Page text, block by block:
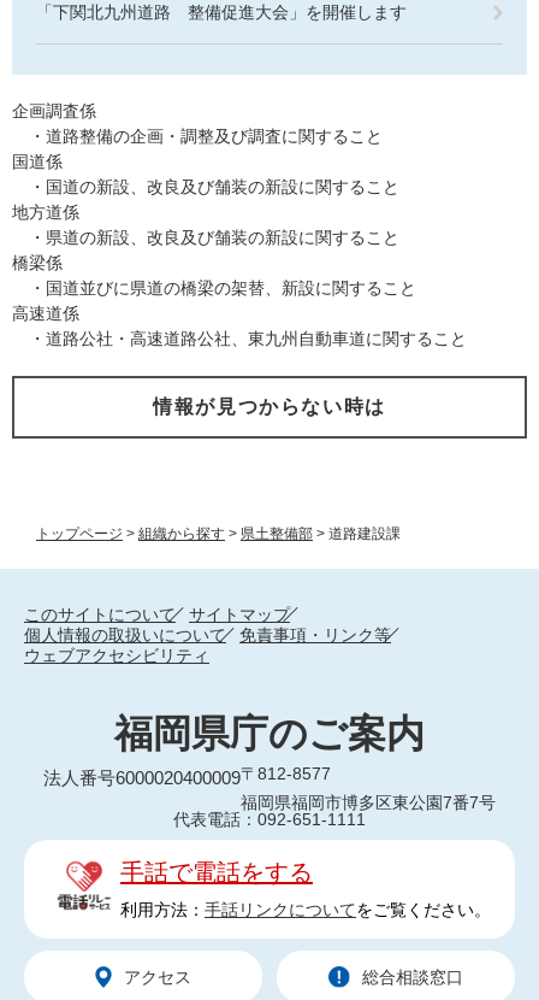
トップページ > 組織から探す > 県土整備部 > 道路建設課
「下関北九州道路 整備促進大会」を開催します
企画調査係
・道路整備の企画・調整及び調査に関すること
国道係
・国道の新設、改良及び舗装の新設に関すること
地方道係
・県道の新設、改良及び舗装の新設に関すること
橋梁係
・国道並びに県道の橋梁の架替、新設に関すること
高速道係
・道路公社・高速道路公社、東九州自動車道に関すること
情報が見つからない時は
このサイトについて
サイトマップ
個人情報の取扱いについて
免責事項・リンク等
ウェブアクセシビリティ
福岡県庁のご案内
法人番号6000020400009〒812-8577
福岡県福岡市博多区東公園7番7号
代表電話：092-651-1111
手話で電話をする
利用方法： 手話リンクについてをご覧ください。
アクセス 総合相談窓口